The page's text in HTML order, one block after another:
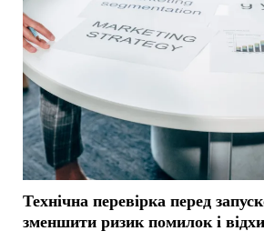
Технічна перевірка перед
зменшити ризик помилок і